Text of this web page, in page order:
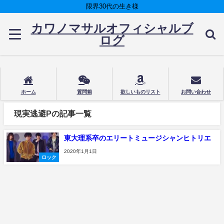
限界30代の生き様
カワノマサルオフィシャルブ
ログ
ホーム 質問箱 欲しいものリスト お問い合わせ
現実逃避Pの記事一覧
ロック
東大理系卒のエリートミュージシャンヒトリエ
2020年1月1日